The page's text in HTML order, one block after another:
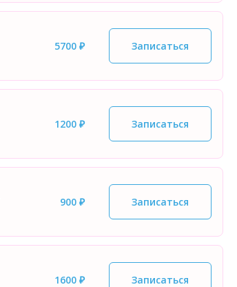
5700 ₽ Записаться
1200 ₽ Записаться
900 ₽ Записаться
1600 ₽ Записаться